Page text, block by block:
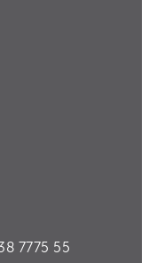
7775 55